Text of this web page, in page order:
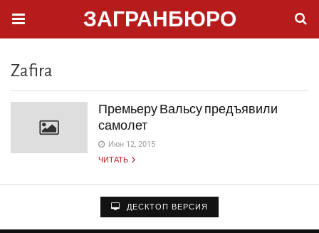
ЗАГРАНБЮРО
Zafira
Премьеру Вальсу предъявили
самолет
Июн 12, 2015
ЧИТАТЬ
ДЕСКТОП ВЕРСИЯ